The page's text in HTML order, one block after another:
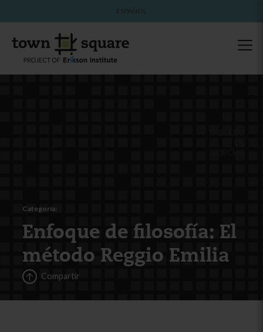
Categoría:
Enfoque de filosofía: El
método Reggio Emilia
Compartir
ESPAÑOL